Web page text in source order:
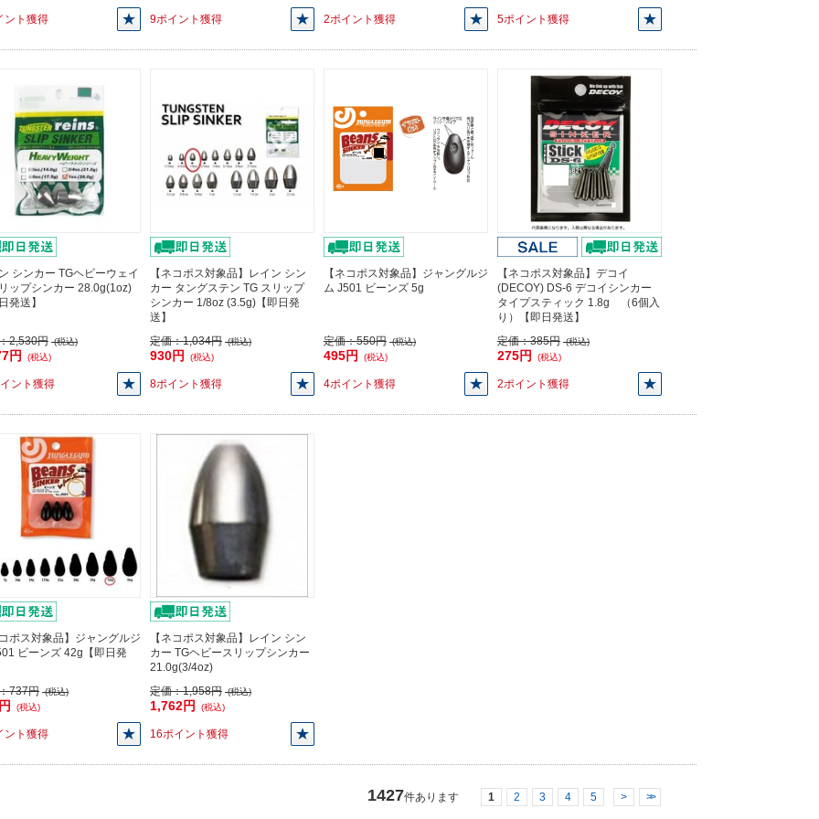
ント獲得 9ポイント獲得 2ポイント獲得 5ポイント獲得
シンカー TGヘビーウェイ
ップシンカー 28.0g(1oz)
発送】
2,530円 (税込)
円 (税込)
ント獲得
【ネコポス対象品】レイン シン
カー タングステン TG スリップ
シンカー 1/8oz (3.5g)【即日発
送】
定価：1,034円 (税込)
930円 (税込)
8ポイント獲得
【ネコポス対象品】ジャングルジ
ム J501 ビーンズ 5g
定価：550円 (税込)
495円 (税込)
4ポイント獲得
【ネコポス対象品】デコイ
(DECOY) DS-6 デコイシンカー
タイプスティック 1.8g （6個入
り）【即日発送】
定価：385円 (税込)
275円 (税込)
2ポイント獲得
ポス対象品】ジャングルジ
ビーンズ 42g【即日発
737円 (税込)
(税込)
ント獲得
【ネコポス対象品】レイン シン
カー TGヘビースリップシンカー
21.0g(3/4oz)
定価：1,958円 (税込)
1,762円 (税込)
16ポイント獲得
1427件あります 1 2 3 4 5 > >>